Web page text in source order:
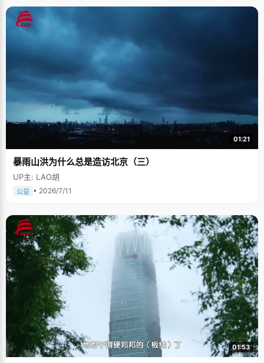
01:21
暴雨山洪为什么总是造访北京（三）
UP主: LAO胡
公益 • 2026/7/11
01:53